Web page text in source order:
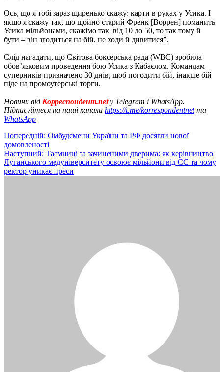
Ось, що я тобі зараз щиренько скажу: карти в руках у Усика. І
якщо я скажу так, що щойно старий Френк [Воррен] поманить
Усика мільйонами, скажімо так, від 10 до 50, то так тому й
бути – він згодиться на бій, не ходи й дивитися”.
Слід нагадати, що Світова боксерська рада (WBC) зробила
обов’язковим проведення бою Усика з Кабаєлом. Командам
суперників призначено 30 днів, щоб погодити бій, інакше бій
піде на промоутерські торги.
Новини від Корреспондент.netу Telegram і WhatsApp.
Підписуйтеся на наші канали https://t.me/korrespondentnetта
WhatsApp
Навігація
записів
Попередній: Омбудсмени України та РФ досягли нової
домовленості
Наступний: Таємниці за зачиненими дверима: як керівництво
Луганського медуніверситету освоює мільйони від ЄС та чому
ректор уникає преси